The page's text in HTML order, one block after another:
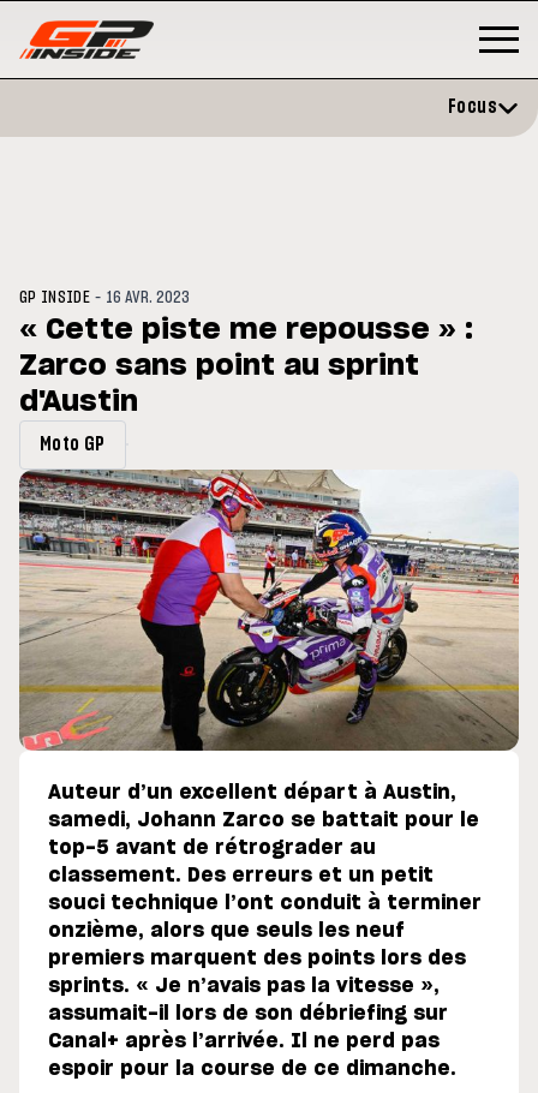
: Horaires et
du GP de Grande-
MOTO GP
Focus
GP INSIDE - 16 AVR. 2023
« Cette piste me repousse » :
Zarco sans point au sprint
d'Austin
Moto GP
Auteur d’un excellent départ à Austin,
samedi, Johann Zarco se battait pour le
top-5 avant de rétrograder au
classement. Des erreurs et un petit
souci technique l’ont conduit à terminer
onzième, alors que seuls les neuf
premiers marquent des points lors des
sprints. « Je n’avais pas la vitesse »,
assumait-il lors de son débriefing sur
Canal+ après l’arrivée. Il ne perd pas
espoir pour la course de ce dimanche.